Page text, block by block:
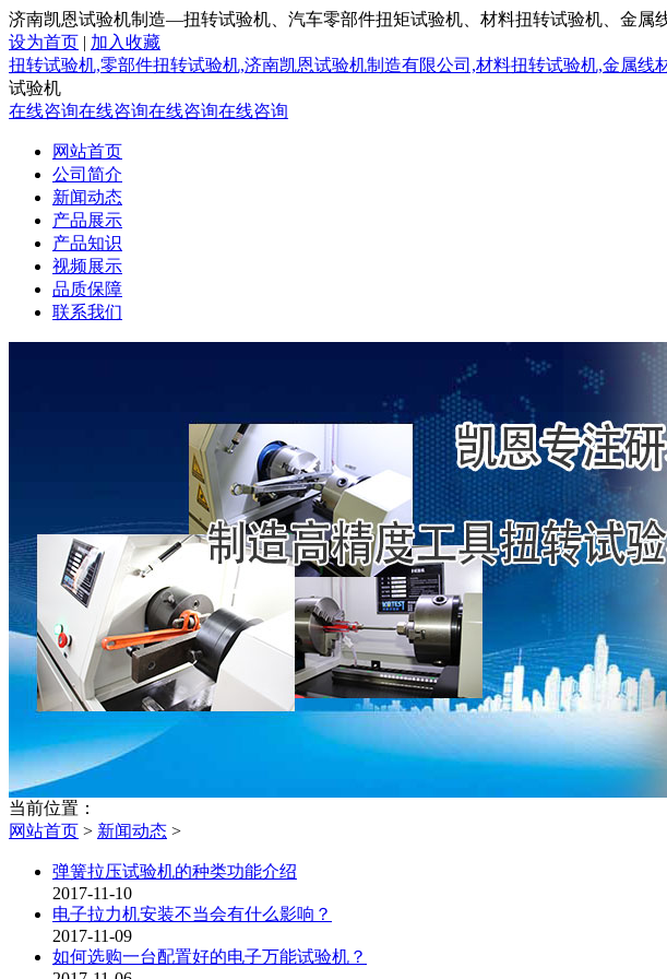
济南凯恩试验机制造—扭转试验机、汽车零部件扭矩试验机、材料扭转试验机、金
设为首页 | 加入收藏
扭转试验机,零部件扭转试验机,济南凯恩试验机制造有限公司,材料扭转试验机,金属线
试验机
在线咨询在线咨询在线咨询在线咨询
网站首页
公司简介
新闻动态
产品展示
产品知识
视频展示
品质保障
联系我们
当前位置：
网站首页 > 新闻动态 >
弹簧拉压试验机的种类功能介绍
2017-11-10
电子拉力机安装不当会有什么影响？
2017-11-09
如何选购一台配置好的电子万能试验机？